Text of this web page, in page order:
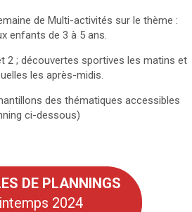
de Multi-activités sur le thème :
enfants de 3 à 5 ans.
2 ; découvertes sportives les matins et
les après-midis.
des thématiques accessibles
ci-dessous)
DE PLANNINGS
2024